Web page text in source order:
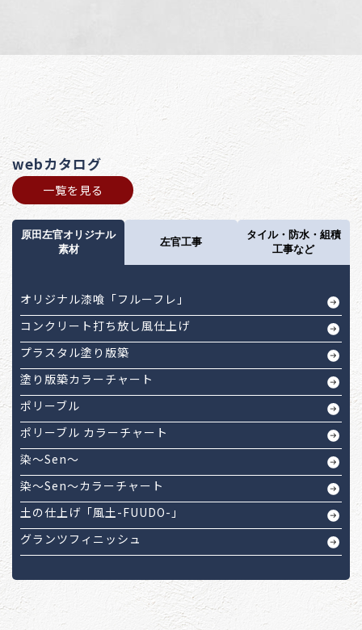
webカタログ
一覧を見る
原田左官オリジナル
素材
左官工事
タイル・防水・組積
工事など
オリジナル漆喰「フルーフレ」
コンクリート打ち放し風仕上げ
プラスタル塗り版築
塗り版築カラーチャート
ポリーブル
ポリーブル カラーチャート
染～Sen～
染～Sen～カラーチャート
土の仕上げ「風土-FUUDO-」
グランツフィニッシュ